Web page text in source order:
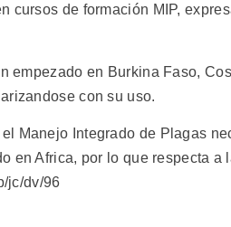
cursos de formación MIP,
empezado en Burkina Faso,
con su uso.
Manejo Integrado de Plagas
en Africa, por lo que respecta a
jc/dv/96